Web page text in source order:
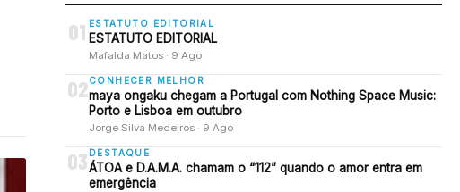
01 ESTATUTO EDITORIAL
ESTATUTO EDITORIAL
Mafalda Matos · 9 Ago
02 CONHECER MELHOR
maya ongaku chegam a Portugal com Nothing Space Music:
Porto e Lisboa em outubro
Jorge Silva Medeiros · 9 Ago
03 DESTAQUE
ÁTOA e D.A.M.A. chamam o “112” quando o amor entra em
emergência